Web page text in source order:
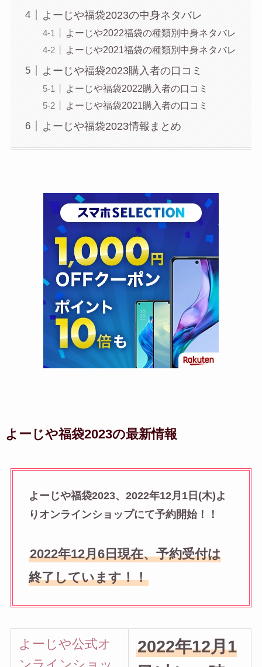
よーじや福袋2023の中身ネタバレ
よーじや2022福袋の種類別中身ネタバレ
よーじや2021福袋の種類別中身ネタバレ
よーじや福袋2023購入者の口コミ
よーじや福袋2022購入者の口コミ
よーじや福袋2021購入者の口コミ
よーじや福袋2023情報まとめ
よーじや福袋2023の最新情報
よーじや福袋2023、2022年12月1日(木)よ
りオンラインショップにて予約開始！！
2022年12月6日現在、予約受付は
終了しています！！
よーじや公式オ
2022年12月1